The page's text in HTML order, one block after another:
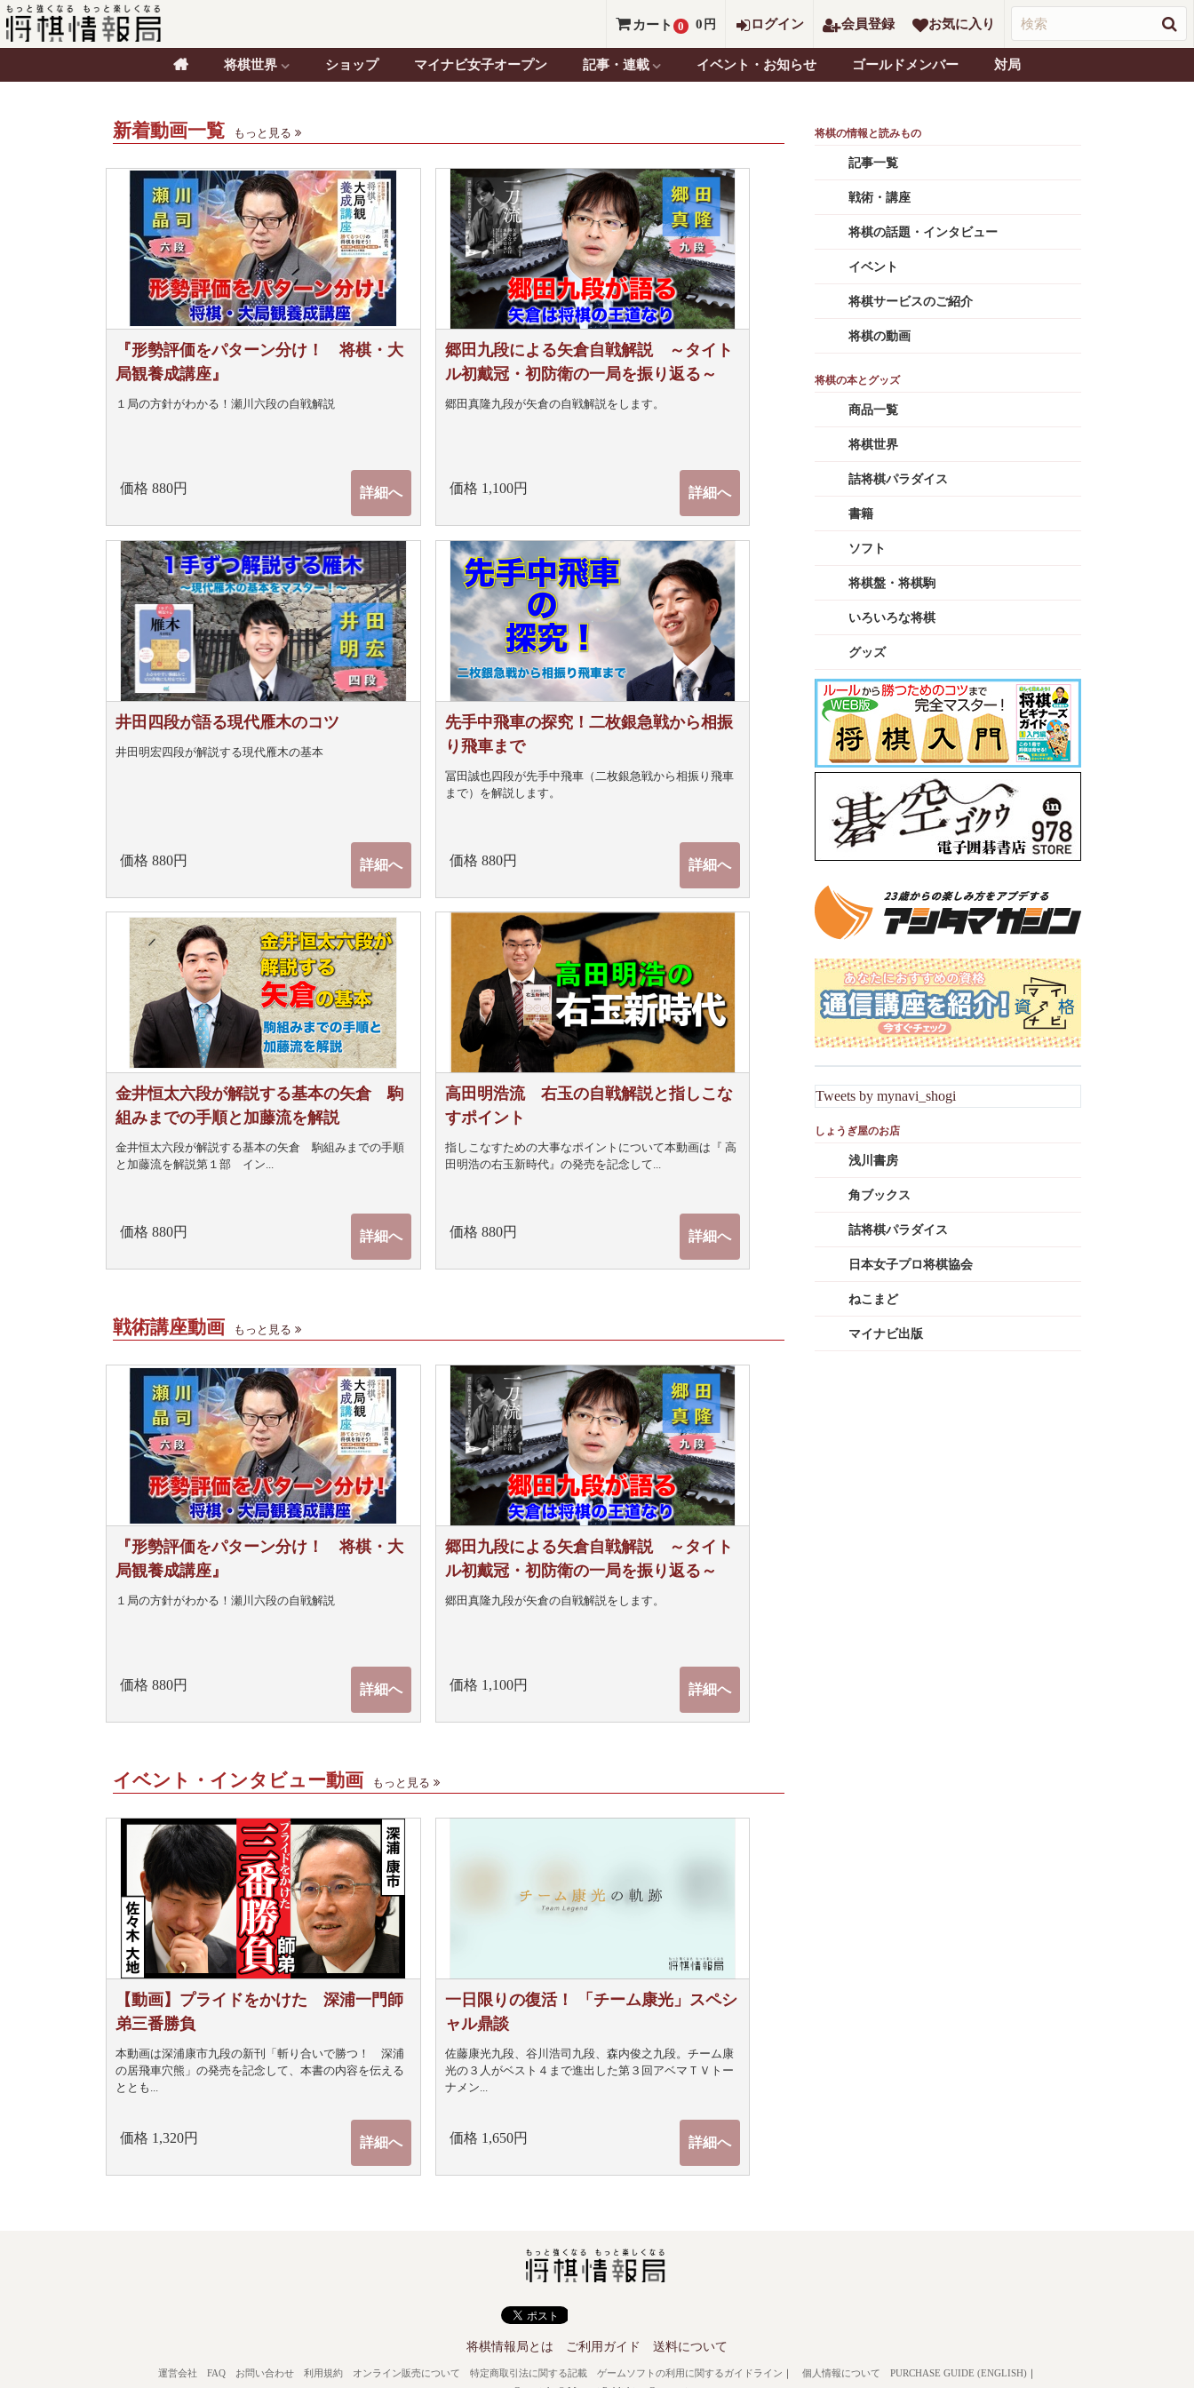
カート 0 0 円 ログイン 会員登録 お気に入り
将棋世界 ショップ マイナビ女子オープン 記事・連載 イベント・お知らせ ゴールドメンバー 対局
新着動画一覧 もっと見る
『形勢評価をパターン分け！ 将棋・大
局観養成講座』
１局の方針がわかる！瀬川六段の自戦解説
価格 880円 詳細へ
郷田九段による矢倉自戦解説 ～タイト
ル初戴冠・初防衛の一局を振り返る～
郷田真隆九段が矢倉の自戦解説をします。
価格 1,100円 詳細へ
井田四段が語る現代雁木のコツ
井田明宏四段が解説する現代雁木の基本
価格 880円 詳細へ
先手中飛車の探究！二枚銀急戦から相振
り飛車まで
冨田誠也四段が先手中飛車（二枚銀急戦から相振り飛車
まで）を解説します。
価格 880円 詳細へ
金井恒太六段が解説する基本の矢倉 駒
組みまでの手順と加藤流を解説
金井恒太六段が解説する基本の矢倉 駒組みまでの手順
と加藤流を解説第１部 イン...
価格 880円 詳細へ
高田明浩流 右玉の自戦解説と指しこな
すポイント
指しこなすための大事なポイントについて本動画は『 高
田明浩の右玉新時代』の発売を記念して...
価格 880円 詳細へ
戦術講座動画 もっと見る
『形勢評価をパターン分け！ 将棋・大
局観養成講座』
１局の方針がわかる！瀬川六段の自戦解説
価格 880円 詳細へ
郷田九段による矢倉自戦解説 ～タイト
ル初戴冠・初防衛の一局を振り返る～
郷田真隆九段が矢倉の自戦解説をします。
価格 1,100円 詳細へ
イベント・インタビュー動画 もっと見る
【動画】プライドをかけた 深浦一門師
弟三番勝負
本動画は深浦康市九段の新刊「斬り合いで勝つ！ 深浦
の居飛車穴熊」の発売を記念して、本書の内容を伝える
ととも...
価格 1,320円 詳細へ
一日限りの復活！ 「チーム康光」スペシ
ャル鼎談
佐藤康光九段、谷川浩司九段、森内俊之九段。チーム康
光の３人がベスト４まで進出した第３回アベマＴＶトー
ナメン...
価格 1,650円 詳細へ
記事一覧
戦術・講座
将棋の話題・インタビュー
イベント
将棋サービスのご紹介
将棋の動画
商品一覧
将棋世界
詰将棋パラダイス
書籍
ソフト
将棋盤・将棋駒
いろいろな将棋
グッズ
Tweets by mynavi_shogi
浅川書房
角ブックス
詰将棋パラダイス
日本女子プロ将棋協会
ねこまど
マイナビ出版
将棋情報局とは ご利用ガイド 送料について
運営会社 FAQ お問い合わせ 利用規約 オンライン販売について 特定商取引法に関する記載 ゲームソフトの利用に関するガイドライン ｜ 個人情報について PURCHASE GUIDE (ENGLISH) ｜